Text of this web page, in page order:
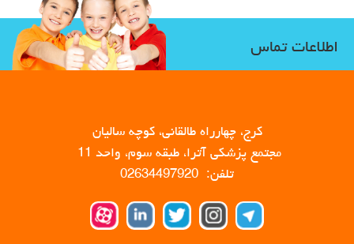
اطلاعات تماس
کرج، چهارراه طالقانی، کوچه سالیان
مجتمع پزشکی آترا، طبقه سوم، واحد 11
تلفن: 02634497920